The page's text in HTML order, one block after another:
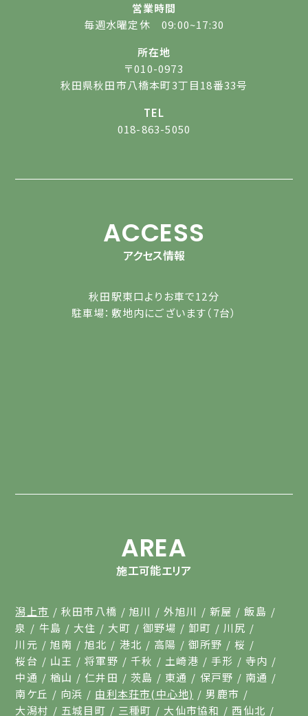
営業時間
毎週水曜定休 09:00~17:30
所在地
〒010-0973
秋田県秋田市八橋本町3丁目18番33号
TEL
018-863-5050
ACCESS
アクセス情報
秋田駅東口よりお車で12分
駐車場：敷地内にございます（7台）
AREA
施工可能エリア
潟上市 秋田市八橋 旭川 外旭川 新屋
飯島
泉
牛島 大住 大町 御野場 卸町
川尻
川元
旭南 旭北 港北 高陽 御所野
桜
桜台
山王 将軍野 千秋 土崎港 手形
寺内
中通
楢山 仁井田 茨島 東通 保戸野
南通
南ケ丘
向浜 由利本荘市(中心地)
男鹿市
大潟村
五城目町 三種町 大仙市協和 西仙北